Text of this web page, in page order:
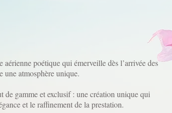
aérienne poétique qui émerveille dès l’arrivée des
une atmosphère unique.
de gamme et exclusif : une création unique qui
et le raffinement de la prestation.